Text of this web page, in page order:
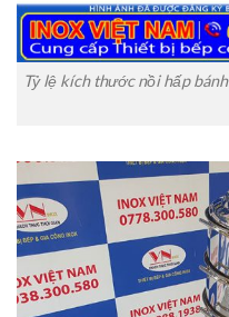
Tỷ lệ kích thước nồi hấp